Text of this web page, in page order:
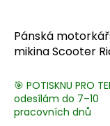
Pánská
mikina Scooter
🎯 POTISKNU PRO
odesílám do 7–10
pracovních dnů